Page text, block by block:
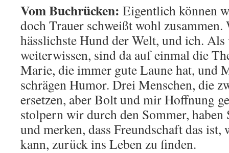
Vom Buchrücken: Eigentlich können
doch Trauer schweißt wohl
hässlichste Hund der Welt, und ich.
weiterwissen, sind da auf einmal die
Marie, die immer gute Laune hat, und
schrägen Humor. Drei Menschen, die
ersetzen, aber Bolt und mir Hoffnung
stolpern wir durch den Sommer, haben
und merken, dass Freundschaft das ist,
kann, zurück ins Leben zu finden.